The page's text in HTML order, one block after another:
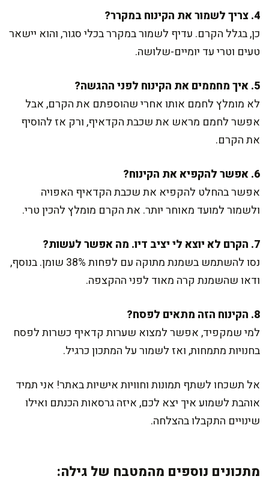
4. צריך לשמור את הקינוח במקרר?
כן, בגלל הקרם. עדיף לשמור במקרר בכלי סגור, והוא יישאר
טעים וטרי עד יומיים-שלושה.
5. איך מחממים את הקינוח לפני ההגשה?
לא מומלץ לחמם אותו אחרי שהוספתם את הקרם, אבל
אפשר לחמם מראש את שכבת הקדאיף, ורק אז להוסיף
את הקרם.
6. אפשר להקפיא את הקינוח?
אפשר בהחלט להקפיא את שכבת הקדאיף האפויה
ולשמור למועד מאוחר יותר. את הקרם מומלץ להכין טרי.
7. הקרם לא יוצא לי יציב דיו. מה אפשר לעשות?
נסו להשתמש בשמנת מתוקה עם לפחות 38% שומן. בנוסף,
ודאו שהשמנת קרה מאוד לפני ההקצפה.
8. הקינוח הזה מתאים לפסח?
למי שמקפיד, אפשר למצוא שערות קדאיף כשרות לפסח
בחנויות מתמחות, ואז לשמור על המתכון כרגיל.
אל תשכחו לשתף תמונות וחוויות אישיות באתר! אני תמיד
אוהבת לשמוע איך יצא לכם, איזה גרסאות הכנתם ואילו
שינויים התקבלו בהצלחה.
מתכונים נוספים מהמטבח של גילה: